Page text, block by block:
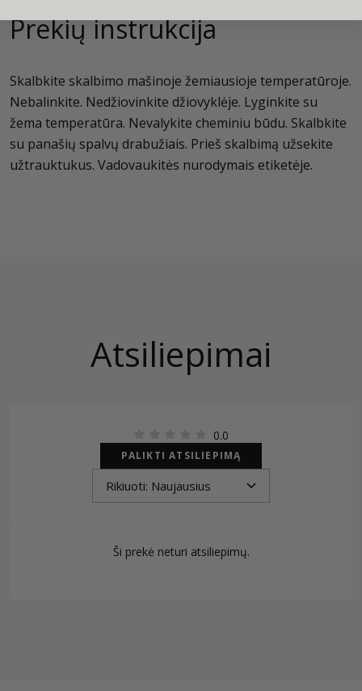
Prekių instrukcija
Skalbkite skalbimo mašinoje žemiausioje temperatūroje.
Nebalinkite. Nedžiovinkite džiovyklėje. Lyginkite su
žema temperatūra. Nevalykite cheminiu būdu. Skalbkite
su panašių spalvų drabužiais. Prieš skalbimą užsekite
užtrauktukus. Vadovaukitės nurodymais etiketėje.
Atsiliepimai
0.0
PALIKTI ATSILIEPIMĄ
Ši prekė neturi atsiliepimų.